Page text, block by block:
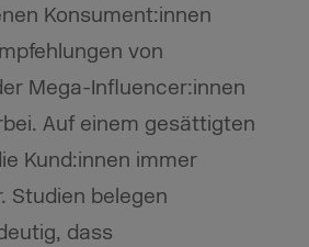
Konsument:innen
von
Mega-Influencer:innen
Auf einem gesättigten
Kund:innen immer
Studien belegen
dass